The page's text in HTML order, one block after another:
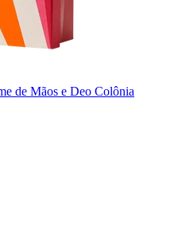
de Mãos e Deo Colônia